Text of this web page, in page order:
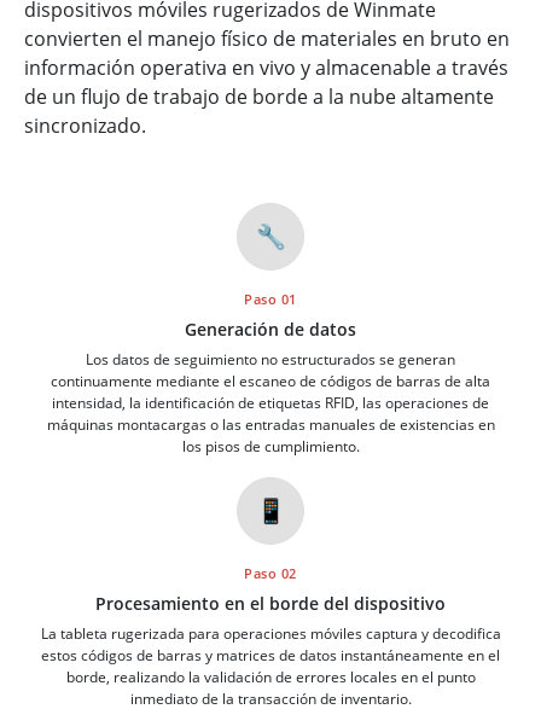
dispositivos móviles rugerizados de Winmate
convierten el manejo físico de materiales en bruto en
información operativa en vivo y almacenable a través
de un flujo de trabajo de borde a la nube altamente
sincronizado.
🔧
Paso 01
Generación de datos
Los datos de seguimiento no estructurados se generan
continuamente mediante el escaneo de códigos de barras de alta
intensidad, la identificación de etiquetas RFID, las operaciones de
máquinas montacargas o las entradas manuales de existencias en
los pisos de cumplimiento.
📱
Paso 02
Procesamiento en el borde del dispositivo
La tableta rugerizada para operaciones móviles captura y decodifica
estos códigos de barras y matrices de datos instantáneamente en el
borde, realizando la validación de errores locales en el punto
inmediato de la transacción de inventario.